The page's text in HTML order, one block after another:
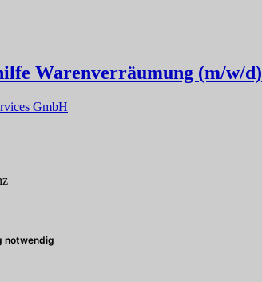
Warenverräumung (m/w/
GmbH
notwendig